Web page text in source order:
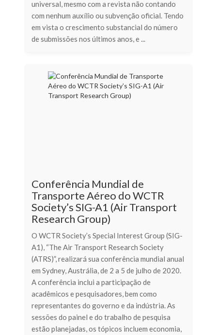
universal, mesmo com a revista não contando
com nenhum auxílio ou subvenção oficial. Tendo
em vista o crescimento substancial do número
de submissões nos últimos anos, e ...
Conferência Mundial de
Transporte Aéreo do WCTR
Society’s SIG-A1 (Air Transport
Research Group)
O WCTR Society’s Special Interest Group (SIG-
A1), “The Air Transport Research Society
(ATRS)”, realizará sua conferência mundial anual
em Sydney, Austrália, de 2 a 5 de julho de 2020.
A conferência inclui a participação de
acadêmicos e pesquisadores, bem como
representantes do governo e da indústria. As
sessões do painel e do trabalho de pesquisa
estão planejadas, os tópicos incluem economia,